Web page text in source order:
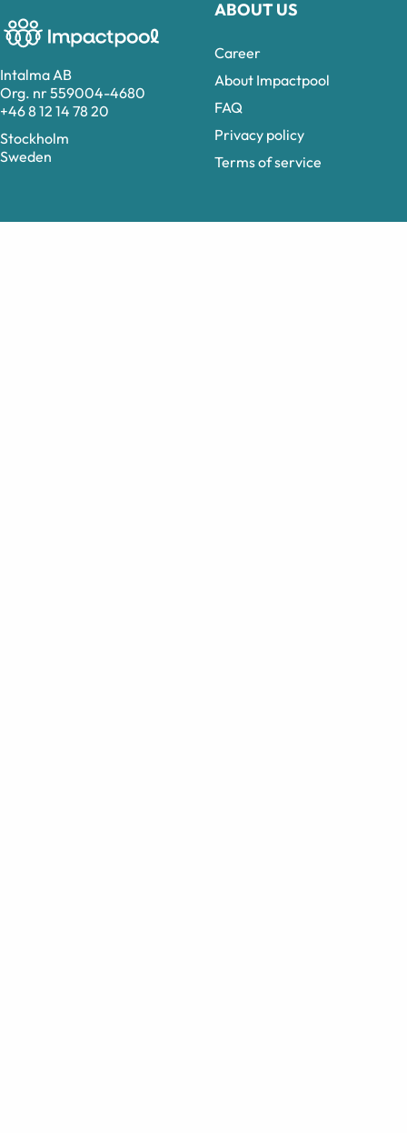
Intalma AB
Org. nr 559004-4680
+46 8 12 14 78 20
Stockholm
Sweden
ABOUT US
Career
About Impactpool
FAQ
Privacy policy
Terms of service